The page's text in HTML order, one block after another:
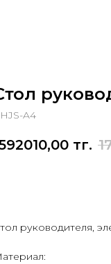
A4
тг.
руководителя,